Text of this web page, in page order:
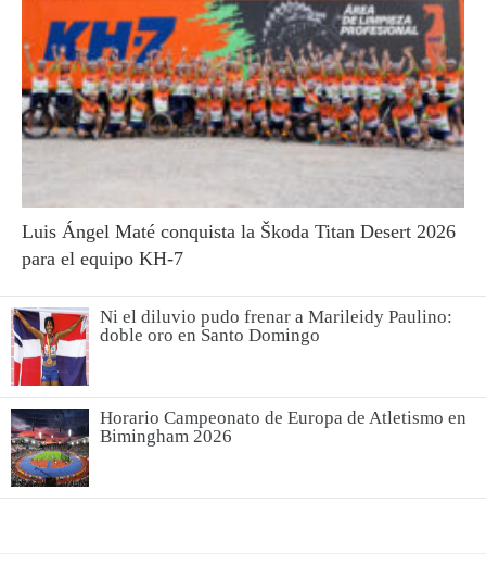
Luis Ángel Maté conquista la Škoda Titan Desert 2026
para el equipo KH-7
Ni el diluvio pudo frenar a Marileidy Paulino:
doble oro en Santo Domingo
Horario Campeonato de Europa de Atletismo en
Bimingham 2026